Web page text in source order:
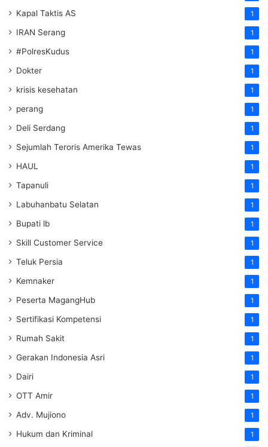
Kapal Taktis AS 1
IRAN Serang 1
#PolresKudus 1
Dokter 1
krisis kesehatan 1
perang 1
Deli Serdang 1
Sejumlah Teroris Amerika Tewas 1
HAUL 1
Tapanuli 1
Labuhanbatu Selatan 1
Bupati lb 1
Skill Customer Service 1
Teluk Persia 1
Kemnaker 1
Peserta MagangHub 1
Sertifikasi Kompetensi 1
Rumah Sakit 1
Gerakan Indonesia Asri 1
Dairi 1
OTT Amir 1
Adv. Mujiono 1
Hukum dan Kriminal 1